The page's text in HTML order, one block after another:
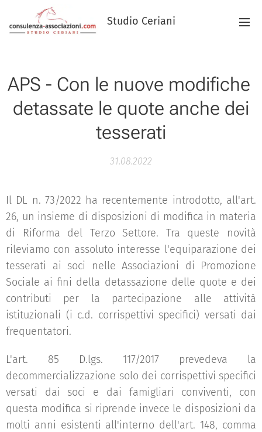
Studio Ceriani
APS - Con le nuove modifiche
detassate le quote anche dei
tesserati
31.08.2022
Il DL n. 73/2022 ha recentemente introdotto, all'art.
26, un insieme di disposizioni di modifica in materia
di Riforma del Terzo Settore. Tra queste novità
rileviamo con assoluto interesse l'equiparazione dei
tesserati ai soci nelle Associazioni di Promozione
Sociale ai fini della detassazione delle quote e dei
contributi per la partecipazione alle attività
istituzionali (i c.d. corrispettivi specifici) versati dai
frequentatori.
L'art. 85 D.lgs. 117/2017 prevedeva la
decommercializzazione solo dei corrispettivi specifici
versati dai soci e dai famigliari conviventi, con
questa modifica si riprende invece le disposizioni da
molti anni esistenti all'interno dell'art. 148, comma